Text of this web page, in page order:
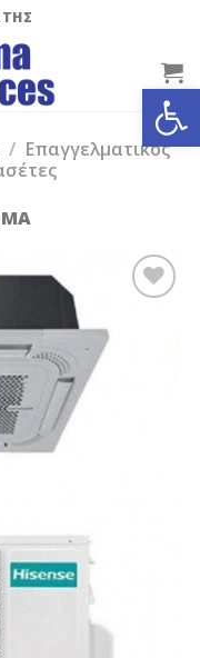
/ Επαγγελματικός